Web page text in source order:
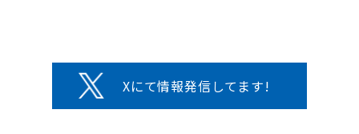
Xにて情報発信してます!